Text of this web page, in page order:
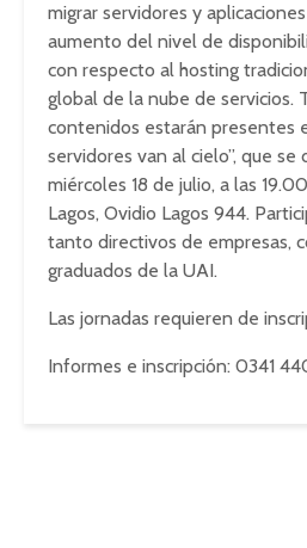
migrar servidores y
aumento del nivel de
con respecto al hosting
global de la nube de servicios.
contenidos estarán presentes
servidores van al cielo”, que se
miércoles 18 de julio, a las
Lagos, Ovidio Lagos 944.
tanto directivos de empresas,
graduados de la UAI.
Las jornadas requieren de
Informes e inscripción: 0341